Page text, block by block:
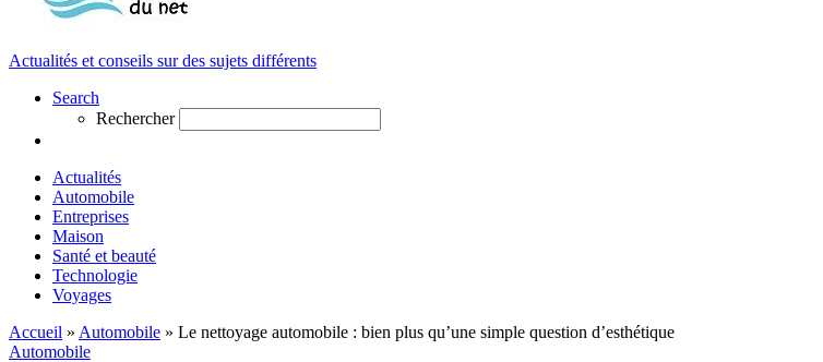
Actualités et conseils sur des sujets différents
Search
Rechercher
Actualités
Automobile
Entreprises
Maison
Santé et beauté
Technologie
Voyages
Accueil » Automobile » Le nettoyage automobile : bien plus qu’une simple question d’esthétique
Automobile